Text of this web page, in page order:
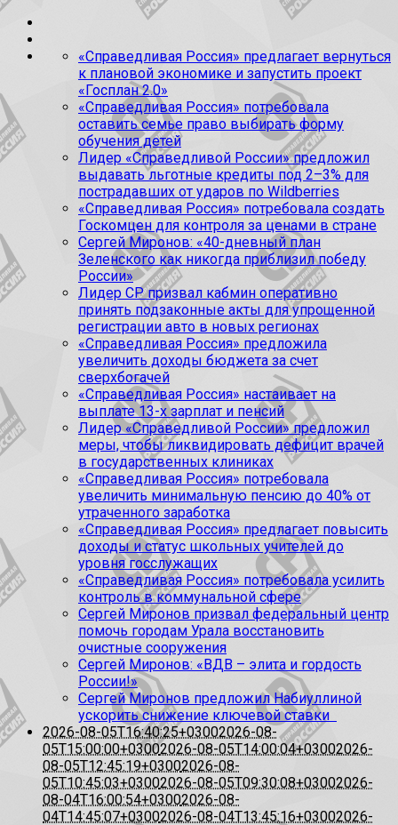
«Справедливая Россия» предлагает вернуться
к плановой экономике и запустить проект
«Госплан 2.0»
«Справедливая Россия» потребовала
оставить семье право выбирать форму
обучения детей
Лидер «Справедливой России» предложил
выдавать льготные кредиты под 2–3% для
пострадавших от ударов по Wildberries
«Справедливая Россия» потребовала создать
Госкомцен для контроля за ценами в стране
Сергей Миронов: «40-дневный план
Зеленского как никогда приблизил победу
России»
Лидер СР призвал кабмин оперативно
принять подзаконные акты для упрощенной
регистрации авто в новых регионах
«Справедливая Россия» предложила
увеличить доходы бюджета за счет
сверхбогачей
«Справедливая Россия» настаивает на
выплате 13-х зарплат и пенсий
Лидер «Справедливой России» предложил
меры, чтобы ликвидировать дефицит врачей
в государственных клиниках
«Справедливая Россия» потребовала
увеличить минимальную пенсию до 40% от
утраченного заработка
«Справедливая Россия» предлагает повысить
доходы и статус школьных учителей до
уровня госслужащих
«Справедливая Россия» потребовала усилить
контроль в коммунальной сфере
Сергей Миронов призвал федеральный центр
помочь городам Урала восстановить
очистные сооружения
Сергей Миронов: «ВДВ – элита и гордость
России!»
Сергей Миронов предложил Набиуллиной
ускорить снижение ключевой ставки
2026-08-05T16:40:25+03002026-08-
05T15:00:00+03002026-08-05T14:00:04+03002026-
08-05T12:45:19+03002026-08-
05T10:45:03+03002026-08-05T09:30:08+03002026-
08-04T16:00:54+03002026-08-
04T14:45:07+03002026-08-04T13:45:16+03002026-